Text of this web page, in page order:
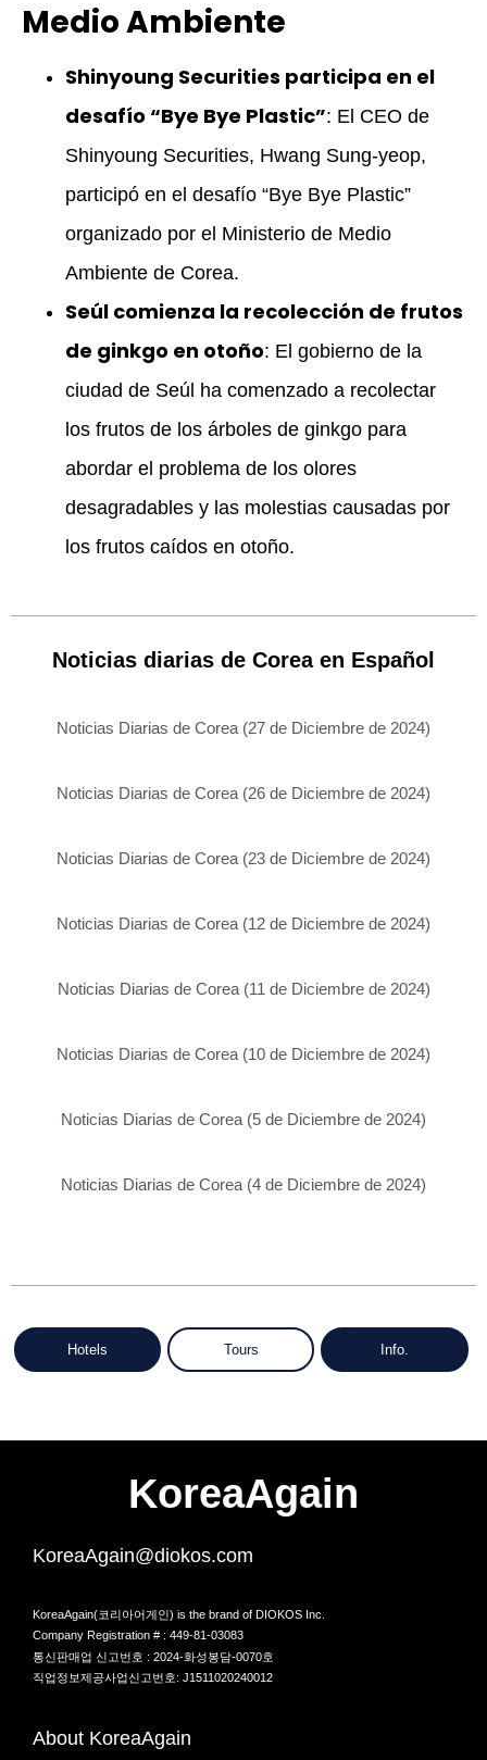
Medio Ambiente
Shinyoung Securities participa en el
desafío “Bye Bye Plastic”: El CEO de
Shinyoung Securities, Hwang Sung-yeop,
participó en el desafío “Bye Bye Plastic”
organizado por el Ministerio de Medio
Ambiente de Corea.
Seúl comienza la recolección de frutos
de ginkgo en otoño: El gobierno de la
ciudad de Seúl ha comenzado a recolectar
los frutos de los árboles de ginkgo para
abordar el problema de los olores
desagradables y las molestias causadas por
los frutos caídos en otoño.
Noticias diarias de Corea en Español
Noticias Diarias de Corea (27 de Diciembre de 2024)
Noticias Diarias de Corea (26 de Diciembre de 2024)
Noticias Diarias de Corea (23 de Diciembre de 2024)
Noticias Diarias de Corea (12 de Diciembre de 2024)
Noticias Diarias de Corea (11 de Diciembre de 2024)
Noticias Diarias de Corea (10 de Diciembre de 2024)
Noticias Diarias de Corea (5 de Diciembre de 2024)
Noticias Diarias de Corea (4 de Diciembre de 2024)
Hotels Tours Info.
KoreaAgain
KoreaAgain@diokos.com
KoreaAgain(코리아어게인) is the brand of DIOKOS Inc.
Company Registration # : 449-81-03083
통신판매업 신고번호 : 2024-화성봉담-0070호
직업정보제공사업신고번호: J1511020240012
About KoreaAgain